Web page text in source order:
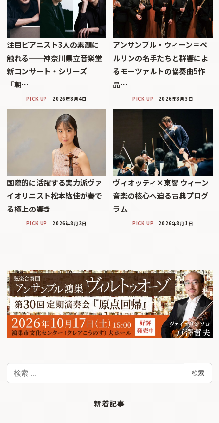
注目ピアニスト3人の素顔に
触れる──神奈川県立音楽堂
新コンサート・シリーズ
「朝…
PICK UP 2026年8月4日
アンサンブル・ウィーン＝ベ
ルリンの名手たちと群響によ
るモーツァルトの協奏曲5作
品…
PICK UP 2026年8月3日
国際的に活躍する実力派ヴァ
イオリニスト松本紘佳が奏で
る極上の響き
PICK UP 2026年8月2日
ヴィオッティ×東響 ウィーン
音楽の核心へ迫る古典プログ
ラム
PICK UP 2026年8月1日
検
検索
新着記事